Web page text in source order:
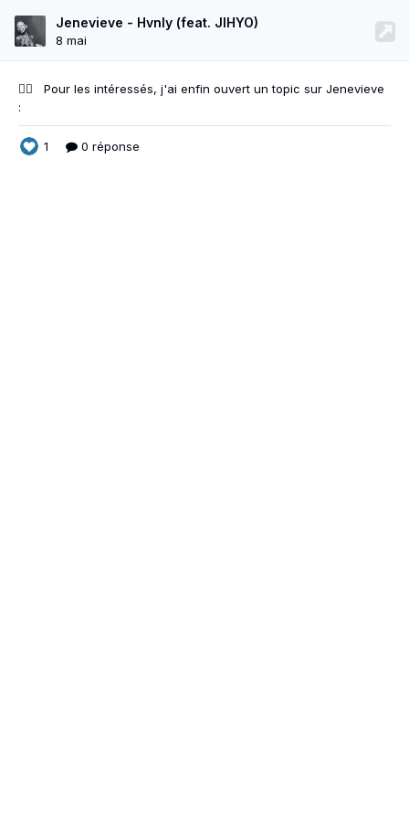
Jenevieve - Hvnly (feat. JIHYO)
8 mai
❤️‍🔥 Pour les intéressés, j'ai enfin ouvert un topic sur Jenevieve
:
1 0 réponse